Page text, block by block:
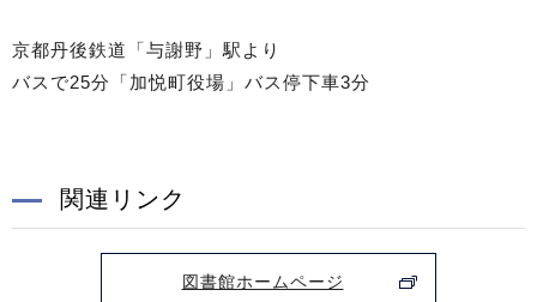
京都丹後鉄道「与謝野」駅より
バスで25分「加悦町役場」バス停下車3分
関連リンク
図書館ホームページ